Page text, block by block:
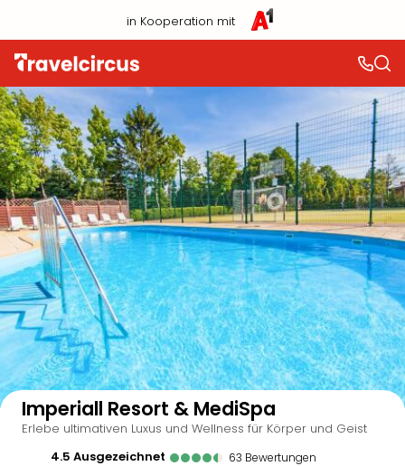
in Kooperation mit
Auf der Karte anzeigen
Imperiall Resort & MediSpa
Erlebe ultimativen Luxus und Wellness für Körper und Geist
4.5
ausgezeichnet 63 Bewertungen